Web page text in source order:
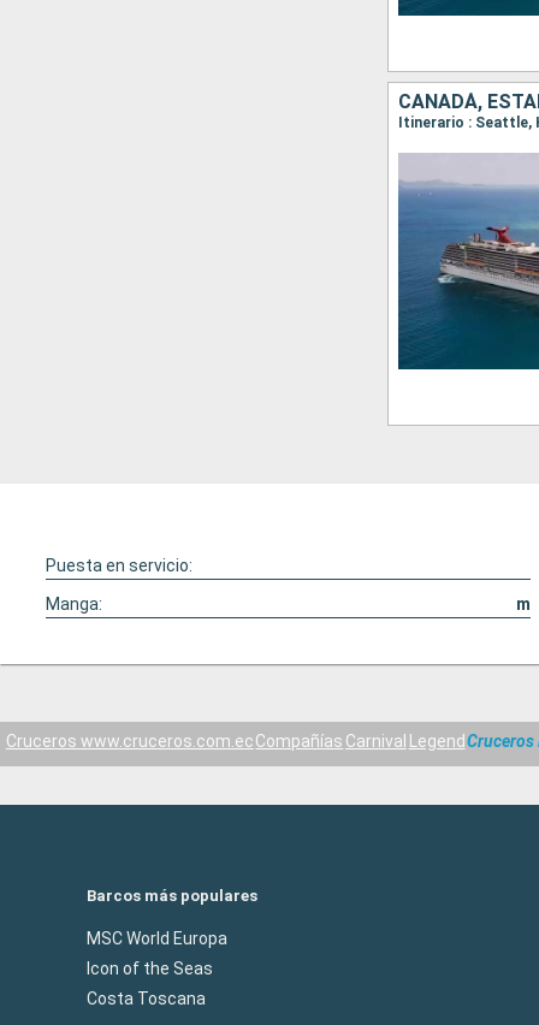
CANADÁ,
Itinerario : Seattle,
Puesta en servicio:
Manga:
m
Cruceros www.cruceros.com.ecCompañías Carnival LegendCruceros
Barcos más populares
MSC World Europa
Icon of the Seas
Costa Toscana